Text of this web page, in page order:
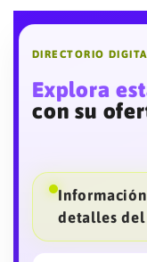
DIRECTORIO
Explora
con su
detalles del